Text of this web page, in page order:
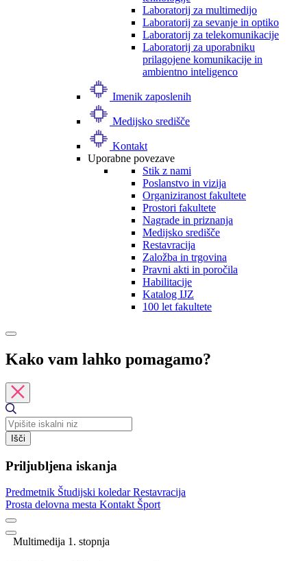
Laboratorij za multimedijo
Laboratorij za sevanje in optiko
Laboratorij za telekomunikacije
Laboratorij za uporabniku
prilagojene komunikacije in
ambientno inteligenco
Imenik zaposlenih
Medijsko središče
Kontakt
Uporabne povezave
Stik z nami
Poslanstvo in vizija
Organiziranost fakultete
Prostori fakultete
Nagrade in priznanja
Medijsko središče
Restavracija
Založba in trgovina
Pravni akti in poročila
Habilitacije
Katalog IJZ
100 let fakultete
Kako vam lahko pomagamo?
Išči
Priljubljena iskanja
Predmetnik Študijski koledarRestavracija
Prosta delovna mesta Kontakt Šport
Multimedija 1. stopnja